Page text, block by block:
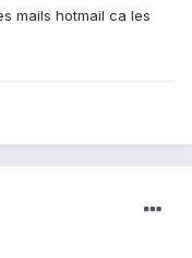
mails hotmail ca les